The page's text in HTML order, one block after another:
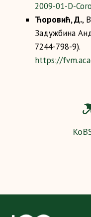
2009-01-D-
Ћоровић, Д.,
Задужбина
7244-798-9).
https://